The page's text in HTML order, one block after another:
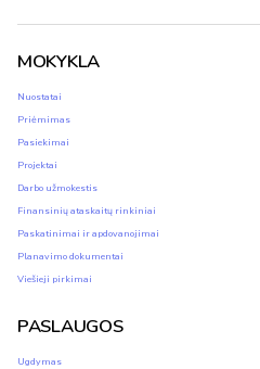
MOKYKLA
Nuostatai
Priėmimas
Pasiekimai
Projektai
Darbo užmokestis
Finansinių ataskaitų rinkiniai
Paskatinimai ir apdovanojimai
Planavimo dokumentai
Viešieji pirkimai
PASLAUGOS
Ugdymas